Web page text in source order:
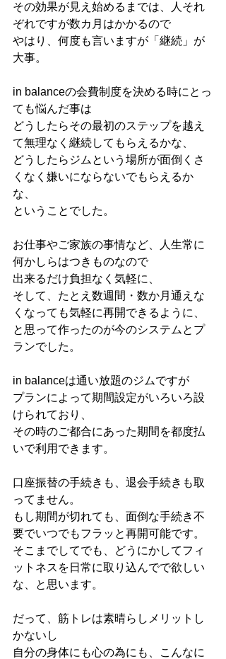
その効果が見え始めるまでは、人それ
ぞれですが数カ月はかかるので
やはり、何度も言いますが「継続」が
大事。
in balanceの会費制度を決める時にとっ
ても悩んだ事は
どうしたらその最初のステップを越え
て無理なく継続してもらえるかな、
どうしたらジムという場所が面倒くさ
くなく嫌いにならないでもらえるか
な、
ということでした。
お仕事やご家族の事情など、人生常に
何かしらはつきものなので
出来るだけ負担なく気軽に、
そして、たとえ数週間・数か月通えな
くなっても気軽に再開できるように、
と思って作ったのが今のシステムとプ
ランでした。
in balanceは通い放題のジムですが
プランによって期間設定がいろいろ設
けられており、
その時のご都合にあった期間を都度払
いで利用できます。
口座振替の手続きも、退会手続きも取
ってません。
もし期間が切れても、面倒な手続き不
要でいつでもフラッと再開可能です。
そこまでしてでも、どうにかしてフィ
ットネスを日常に取り込んでで欲しい
な、と思います。
だって、筋トレは素晴らしメリットし
かないし
自分の身体にも心の為にも、こんなに